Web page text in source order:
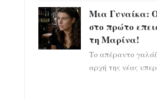
χάους, καθώς η
Μια Γυναίκα:
στο πρώτο
τη Μαρίνα!
Το απέραντο
αρχή της νέας